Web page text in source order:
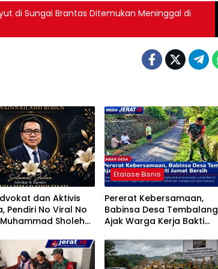
di Sungai Brantas Ditemukan Meninggal di
dan Aktivis
Pendiri No Viral No
Sholeh
Etalase Bisnis
Pererat Kebersamaan,
Babinsa Desa Tembalang
Ajak Warga Kerja Bakti